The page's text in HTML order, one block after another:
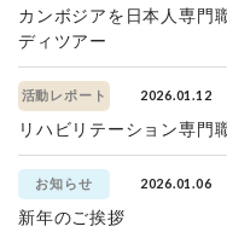
カンボジアを日本人専門
ディツアー
活動レポート 2026.01.12
リハビリテーション専門
お知らせ 2026.01.06
新年のご挨拶